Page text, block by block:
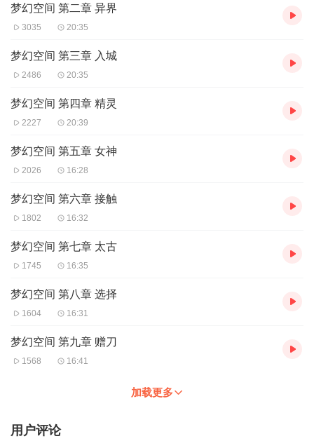
梦幻空间 第二章 异界
3035 20:35
梦幻空间 第三章 入城
2486 20:35
梦幻空间 第四章 精灵
2227 20:39
梦幻空间 第五章 女神
2026 16:28
梦幻空间 第六章 接触
1802 16:32
梦幻空间 第七章 太古
1745 16:35
梦幻空间 第八章 选择
1604 16:31
梦幻空间 第九章 赠刀
1568 16:41
加载更多
用户评论